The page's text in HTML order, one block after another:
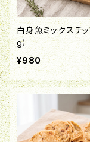
白身魚ミックスチッ
g）
¥980